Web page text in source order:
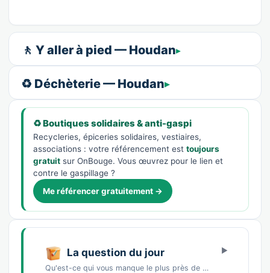
🚶 Y aller à pied — Houdan
♻️ Déchèterie — Houdan
♻️ Boutiques solidaires & anti-gaspi
Recycleries, épiceries solidaires, vestiaires,
associations : votre référencement est toujours
gratuit sur OnBouge. Vous œuvrez pour le lien et
contre le gaspillage ?
Me référencer gratuitement →
La question du jour
Qu'est-ce qui vous manque le plus près de chez vous ?Un marché de producteursDes commerces…